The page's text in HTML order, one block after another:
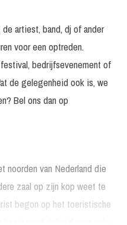
artiest, band, dj of ander
voor een optreden.
bedrijfsevenement of
de gelegenheid ook is, we
Bel ons dan op
noorden van Nederland die
zaal op zijn kop weet te
begon op het toeristische